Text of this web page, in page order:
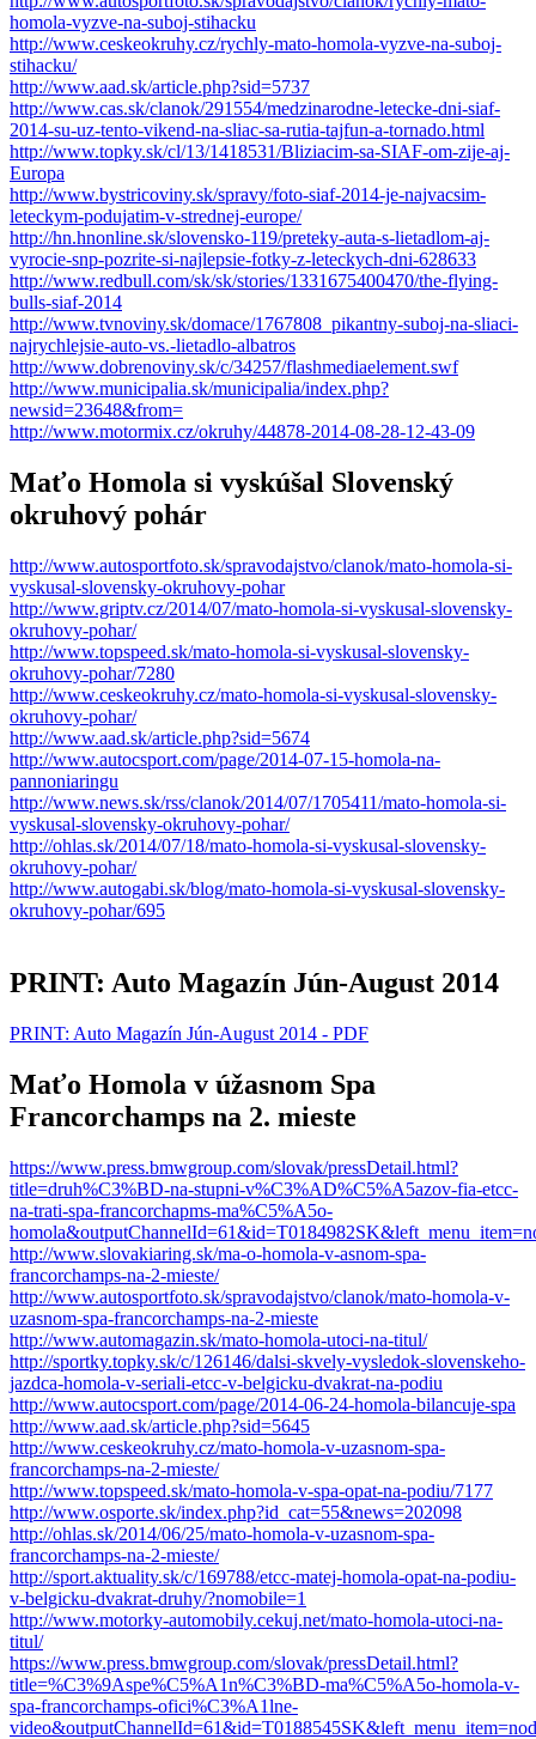
homola-vyzve-na-suboj-stihacku
http://www.ceskeokruhy.cz/rychly-mato-homola-vyzve-na-suboj-
stihacku/
http://www.aad.sk/article.php?sid=5737
http://www.cas.sk/clanok/291554/medzinarodne-letecke-dni-siaf-
2014-su-uz-tento-vikend-na-sliac-sa-rutia-tajfun-a-tornado.html
http://www.topky.sk/cl/13/1418531/Bliziacim-sa-SIAF-om-zije-aj-
Europa
http://www.bystricoviny.sk/spravy/foto-siaf-2014-je-najvacsim-
leteckym-podujatim-v-strednej-europe/
http://hn.hnonline.sk/slovensko-119/preteky-auta-s-lietadlom-aj-
vyrocie-snp-pozrite-si-najlepsie-fotky-z-leteckych-dni-628633
http://www.redbull.com/sk/sk/stories/1331675400470/the-flying-
bulls-siaf-2014
http://www.tvnoviny.sk/domace/1767808_pikantny-suboj-na-sliaci-
najrychlejsie-auto-vs.-lietadlo-albatros
http://www.dobrenoviny.sk/c/34257/flashmediaelement.swf
http://www.municipalia.sk/municipalia/index.php?
newsid=23648&from=
http://www.motormix.cz/okruhy/44878-2014-08-28-12-43-09
Maťo Homola si vyskúšal Slovenský
okruhový pohár
http://www.autosportfoto.sk/spravodajstvo/clanok/mato-homola-si-
vyskusal-slovensky-okruhovy-pohar
http://www.griptv.cz/2014/07/mato-homola-si-vyskusal-slovensky-
okruhovy-pohar/
http://www.topspeed.sk/mato-homola-si-vyskusal-slovensky-
okruhovy-pohar/7280
http://www.ceskeokruhy.cz/mato-homola-si-vyskusal-slovensky-
okruhovy-pohar/
http://www.aad.sk/article.php?sid=5674
http://www.autocsport.com/page/2014-07-15-homola-na-
pannoniaringu
http://www.news.sk/rss/clanok/2014/07/1705411/mato-homola-si-
vyskusal-slovensky-okruhovy-pohar/
http://ohlas.sk/2014/07/18/mato-homola-si-vyskusal-slovensky-
okruhovy-pohar/
http://www.autogabi.sk/blog/mato-homola-si-vyskusal-slovensky-
okruhovy-pohar/695
PRINT: Auto Magazín Jún-August 2014
PRINT: Auto Magazín Jún-August 2014 - PDF
Maťo Homola v úžasnom Spa
Francorchamps na 2. mieste
https://www.press.bmwgroup.com/slovak/pressDetail.html?
title=druh%C3%BD-na-stupni-v%C3%AD%C5%A5azov-fia-etcc-
na-trati-spa-francorchapms-ma%C5%A5o-
http://www.slovakiaring.sk/ma-o-homola-v-asnom-spa-
francorchamps-na-2-mieste/
http://www.autosportfoto.sk/spravodajstvo/clanok/mato-homola-v-
uzasnom-spa-francorchamps-na-2-mieste
http://www.automagazin.sk/mato-homola-utoci-na-titul/
http://sportky.topky.sk/c/126146/dalsi-skvely-vysledok-slovenskeho-
jazdca-homola-v-seriali-etcc-v-belgicku-dvakrat-na-podiu
http://www.autocsport.com/page/2014-06-24-homola-bilancuje-spa
http://www.aad.sk/article.php?sid=5645
http://www.ceskeokruhy.cz/mato-homola-v-uzasnom-spa-
francorchamps-na-2-mieste/
http://www.topspeed.sk/mato-homola-v-spa-opat-na-podiu/7177
http://www.osporte.sk/index.php?id_cat=55&news=202098
http://ohlas.sk/2014/06/25/mato-homola-v-uzasnom-spa-
francorchamps-na-2-mieste/
http://sport.aktuality.sk/c/169788/etcc-matej-homola-opat-na-podiu-
v-belgicku-dvakrat-druhy/?nomobile=1
http://www.motorky-automobily.cekuj.net/mato-homola-utoci-na-
titul/
https://www.press.bmwgroup.com/slovak/pressDetail.html?
title=%C3%9Aspe%C5%A1n%C3%BD-ma%C5%A5o-homola-v-
spa-francorchamps-ofici%C3%A1lne-